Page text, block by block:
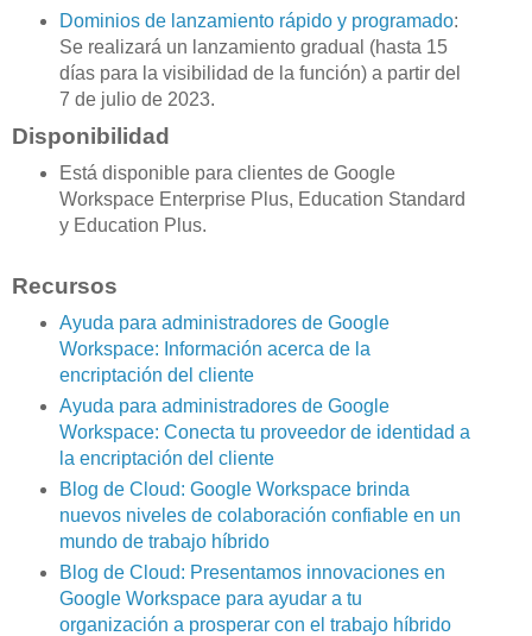
Dominios de lanzamiento rápido y programado:
Se realizará un lanzamiento gradual (hasta 15
días para la visibilidad de la función) a partir del
7 de julio de 2023.
Disponibilidad
Está disponible para clientes de Google
Workspace Enterprise Plus, Education Standard
y Education Plus.
Recursos
Ayuda para administradores de Google
Workspace: Información acerca de la
encriptación del cliente
Ayuda para administradores de Google
Workspace: Conecta tu proveedor de identidad a
la encriptación del cliente
Blog de Cloud: Google Workspace brinda
nuevos niveles de colaboración confiable en un
mundo de trabajo híbrido
Blog de Cloud: ​​Presentamos innovaciones en
Google Workspace para ayudar a tu
organización a prosperar con el trabajo híbrido